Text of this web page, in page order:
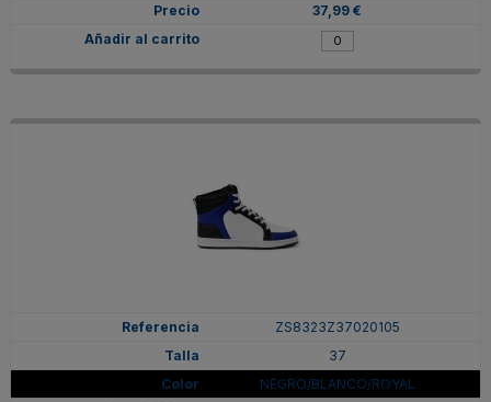
37,99 €
ZS8323Z37020105
37
NEGRO/BLANCO/ROYAL